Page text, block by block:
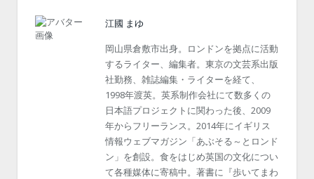
江國 まゆ
岡山県倉敷市出身。ロンドンを拠点に活動
するライター、編集者。東京の文芸系出版
社勤務、雑誌編集・ライターを経て、
1998年渡英。英系制作会社にて数多くの
日本語プロジェクトに関わった後、2009
年からフリーランス。2014年にイギリス
情報ウェブマガジン「あぶそる～とロンド
ン」を創設。食をはじめ英国の文化につい
て各種媒体に寄稿中。著書に『歩いてまわ